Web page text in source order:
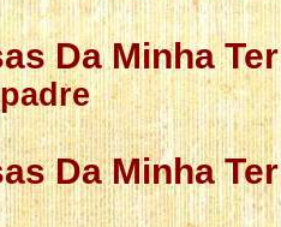
Da Minha
Da Minha